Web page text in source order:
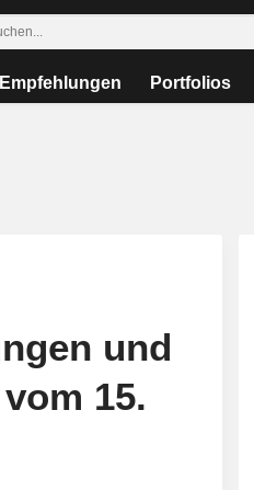
Empfehlungen Portfolios
und
15.